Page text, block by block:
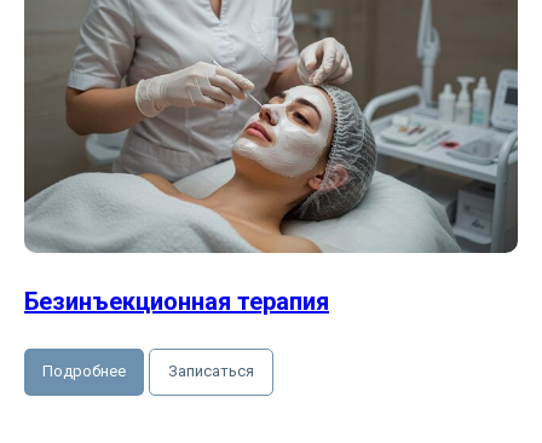
Безинъекционная терапия
Подробнее Записаться